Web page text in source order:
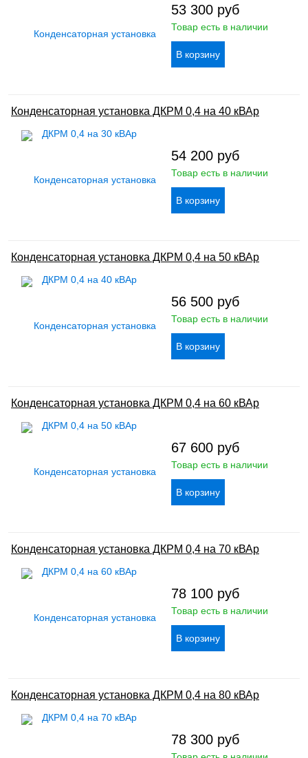
53 300 руб
Товар есть в наличии
Конденсаторная установка ДКРМ 0,4 на 40 кВАр
54 200 руб
Товар есть в наличии
Конденсаторная установка ДКРМ 0,4 на 50 кВАр
56 500 руб
Товар есть в наличии
Конденсаторная установка ДКРМ 0,4 на 60 кВАр
67 600 руб
Товар есть в наличии
Конденсаторная установка ДКРМ 0,4 на 70 кВАр
78 100 руб
Товар есть в наличии
Конденсаторная установка ДКРМ 0,4 на 80 кВАр
78 300 руб